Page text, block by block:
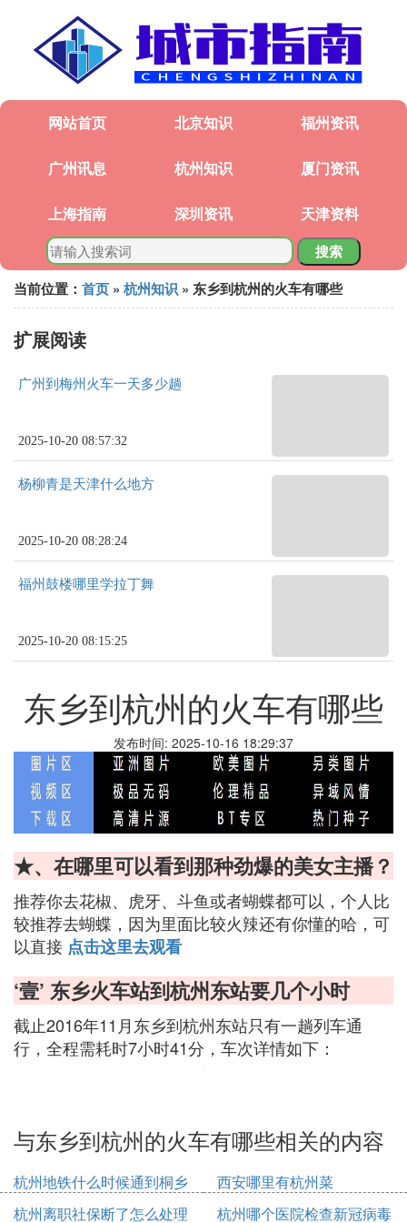
网站首页 北京知识 福州资讯
广州讯息 杭州知识 厦门资讯
上海指南 深圳资讯 天津资料
搜索
当前位置： 首页 » 杭州知识 » 东乡到杭州的火车有哪些
扩展阅读
广州到梅州火车一天多少趟
2025-10-20 08:57:32
杨柳青是天津什么地方
2025-10-20 08:28:24
福州鼓楼哪里学拉丁舞
2025-10-20 08:15:25
东乡到杭州的火车有哪些
发布时间: 2025-10-16 18:29:37
★、在哪里可以看到那种劲爆的美女主播？
推荐你去花椒、虎牙、斗鱼或者蝴蝶都可以，个人比
较推荐去蝴蝶，因为里面比较火辣还有你懂的哈，可
以直接 点击这里去观看
‘壹’ 东乡火车站到杭州东站要几个小时
截止2016年11月东乡到杭州东站只有一趟列车通
行，全程需耗时7小时41分，车次详情如下：
与东乡到杭州的火车有哪些相关的内容
杭州地铁什么时候通到桐乡
西安哪里有杭州菜
杭州离职社保断了怎么处理
杭州哪个医院检查新冠病毒